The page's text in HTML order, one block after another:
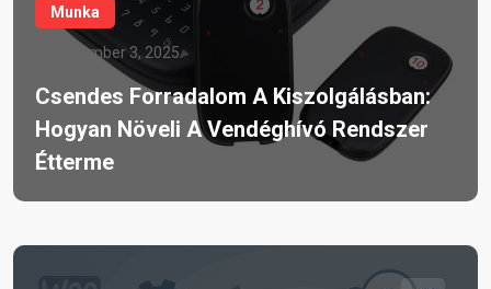
Munka
november 3, 2025
Csendes Forradalom A Kiszolgálásban:
Hogyan Növeli A Vendéghívó Rendszer
Étterme